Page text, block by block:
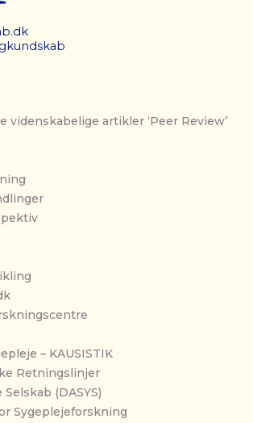
videnskabelige artikler ‘Peer Review’
– KAUSISTIK
Retningslinjer
(DASYS)
Sygeplejeforskning